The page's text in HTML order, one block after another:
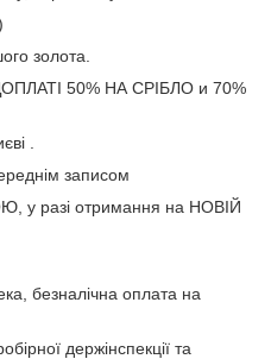
золота.
50% НА СРІБЛО и 70%
.
записом
у разі отримання на НОВІЙ
безналічна оплата на
держінспекції та